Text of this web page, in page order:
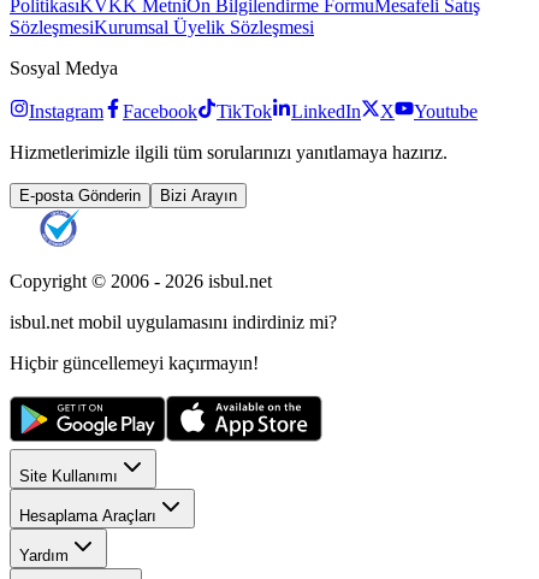
PolitikasıKVKK MetniÖn Bilgilendirme FormuMesafeli Satış
SözleşmesiKurumsal Üyelik Sözleşmesi
Sosyal Medya
Instagram Facebook TikTok LinkedIn X
Youtube
Hizmetlerimizle ilgili tüm sorularınızı yanıtlamaya hazırız.
E-posta Gönderin Bizi Arayın
Copyright © 2006 - 2026 isbul.net
isbul.net mobil uygulamasını indirdiniz mi?
Hiçbir güncellemeyi kaçırmayın!
Site Kullanımı
Hesaplama Araçları
Yardım